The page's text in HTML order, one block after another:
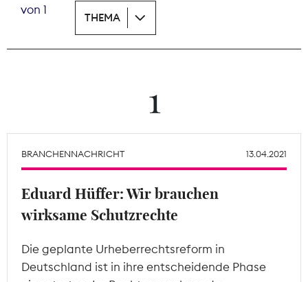
Tarifpolitik
Theodor-Wolff-Preis
Mitgliederbereich
von 1
THEMA
1
BRANCHENNACHRICHT 13.04.2021
Eduard Hüffer: Wir brauchen
wirksame Schutzrechte
Die geplante Urheberrechtsreform in
Deutschland ist in ihre entscheidende Phase